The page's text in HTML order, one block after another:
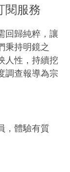
閱服務
回歸純粹，讓
秉持明鏡之
人性，持續挖
調查報導為宗
，體驗有質